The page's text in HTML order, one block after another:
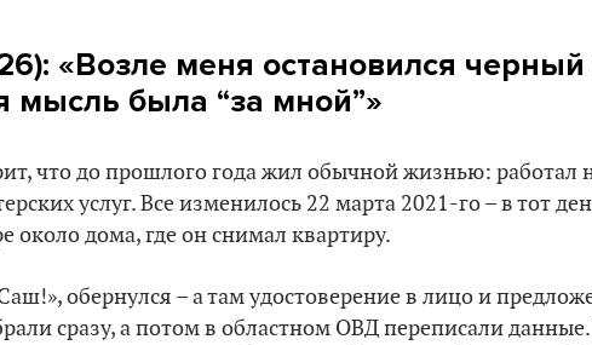
«Возле меня остановился черный
мысль была “за мной”»
что до прошлого года жил обычной жизнью: работал
услуг. Все изменилось 22 марта 2021-го – в тот
около дома, где он снимал квартиру.
обернулся – а там удостоверение в лицо и
сразу, а потом в областном ОВД переписали данные.